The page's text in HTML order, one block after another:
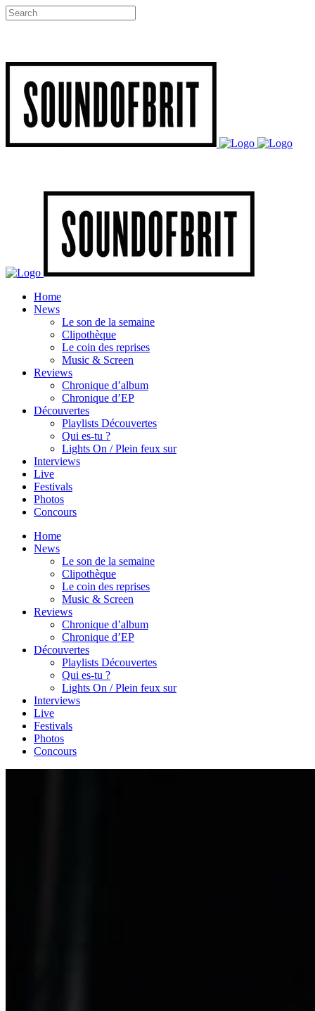
Home
News
Le son de la semaine
Clipothèque
Le coin des reprises
Music & Screen
Reviews
Chronique d’album
Chronique d’EP
Découvertes
Playlists Découvertes
Qui es-tu ?
Lights On / Plein feux sur
Interviews
Live
Festivals
Photos
Concours
Home
News
Le son de la semaine
Clipothèque
Le coin des reprises
Music & Screen
Reviews
Chronique d’album
Chronique d’EP
Découvertes
Playlists Découvertes
Qui es-tu ?
Lights On / Plein feux sur
Interviews
Live
Festivals
Photos
Concours